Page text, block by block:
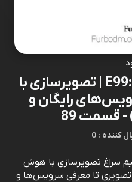
E99: AI Image Generator | تصویرسازی با
رایگان و
قسمت 89
کننده
رفتیم سراغ تصویرسازی با هوش
تا معرفی سرویس‌ها و